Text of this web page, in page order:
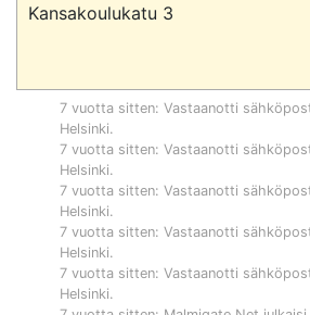
Kansakoulukatu 3
7 vuotta sitten: Vastaanotti
Helsinki.
7 vuotta sitten: Vastaanotti
Helsinki.
7 vuotta sitten: Vastaanotti
Helsinki.
7 vuotta sitten: Vastaanotti
Helsinki.
7 vuotta sitten: Vastaanotti
Helsinki.